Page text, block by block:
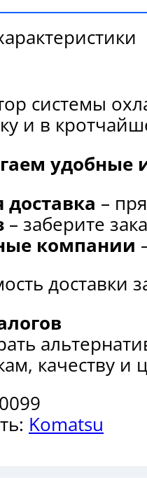
системы
и в
удобные
доставка –
– заберите
компании
доставки
качеству
Komatsu